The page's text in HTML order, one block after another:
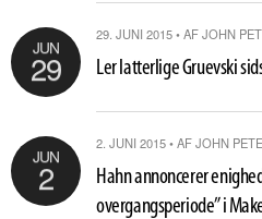
JUN
29
29. JUNI 2015 • AF JOHN
Ler latterlige Gruevski
JUN
2
2. JUNI 2015 • AF JOHN
Hahn annoncerer
overgangsperiode” i